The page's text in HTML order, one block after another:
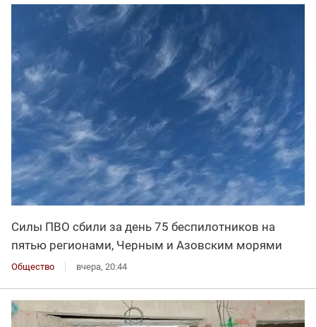
Силы ПВО сбили за день 75 беспилотников на
пятью регионами, Черным и Азовским морями
Общество вчера, 20:44